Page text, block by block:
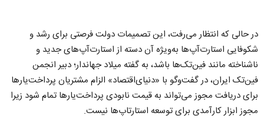
در حالی که انتظار می‌رفت، این تصمیمات دولت فرصتی برای رشد و
شکوفایی استارت‌آپ‌ها به‌ویژه آن دسته از استارت‌آپ‌های جدید و
ناشناخته مانند فین‌تک‌ها باشد، به گفته میلاد جهاندار؛ دبیر انجمن
فین‌تک ایران، در گفت‌وگو با «دنیای‌‌اقتصاد» الزام مشتریان پرداخت‌یارها
برای دریافت مجوز می‌تواند به قیمت نابودی پرداخت‌یارها تمام شود زیرا
مجوز ابزار کارآمدی برای توسعه استارتاپ‌ها نیست.